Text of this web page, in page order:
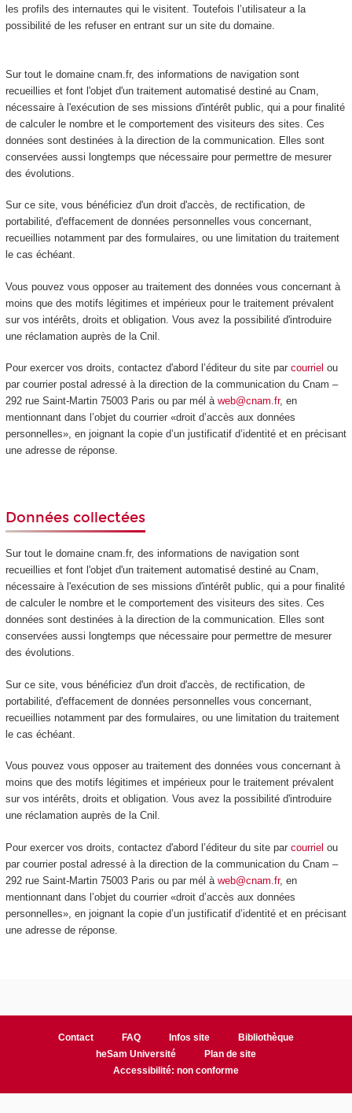
les profils des internautes qui le visitent. Toutefois l’utilisateur a la
possibilité de les refuser en entrant sur un site du domaine.
Sur tout le domaine cnam.fr, des informations de navigation sont
recueillies et font l'objet d'un traitement automatisé destiné au Cnam,
nécessaire à l'exécution de ses missions d'intérêt public, qui a pour finalité
de calculer le nombre et le comportement des visiteurs des sites. Ces
données sont destinées à la direction de la communication. Elles sont
conservées aussi longtemps que nécessaire pour permettre de mesurer
des évolutions.
Sur ce site, vous bénéficiez d'un droit d'accès, de rectification, de
portabilité, d'effacement de données personnelles vous concernant,
recueillies notamment par des formulaires, ou une limitation du traitement
le cas échéant.
Vous pouvez vous opposer au traitement des données vous concernant à
moins que des motifs légitimes et impérieux pour le traitement prévalent
sur vos intérêts, droits et obligation. Vous avez la possibilité d'introduire
une réclamation auprès de la Cnil.
Pour exercer vos droits, contactez d'abord l’éditeur du site par courriel ou
par courrier postal adressé à la direction de la communication du Cnam –
292 rue Saint-Martin 75003 Paris ou par mél à web@cnam.fr, en
mentionnant dans l’objet du courrier «droit d’accès aux données
personnelles», en joignant la copie d’un justificatif d’identité et en précisant
une adresse de réponse.
Données collectées
Sur tout le domaine cnam.fr, des informations de navigation sont
recueillies et font l'objet d'un traitement automatisé destiné au Cnam,
nécessaire à l'exécution de ses missions d'intérêt public, qui a pour finalité
de calculer le nombre et le comportement des visiteurs des sites. Ces
données sont destinées à la direction de la communication. Elles sont
conservées aussi longtemps que nécessaire pour permettre de mesurer
des évolutions.
Sur ce site, vous bénéficiez d'un droit d'accès, de rectification, de
portabilité, d'effacement de données personnelles vous concernant,
recueillies notamment par des formulaires, ou une limitation du traitement
le cas échéant.
Vous pouvez vous opposer au traitement des données vous concernant à
moins que des motifs légitimes et impérieux pour le traitement prévalent
sur vos intérêts, droits et obligation. Vous avez la possibilité d'introduire
une réclamation auprès de la Cnil.
Pour exercer vos droits, contactez d'abord l’éditeur du site par courriel ou
par courrier postal adressé à la direction de la communication du Cnam –
292 rue Saint-Martin 75003 Paris ou par mél à web@cnam.fr, en
mentionnant dans l’objet du courrier «droit d’accès aux données
personnelles», en joignant la copie d’un justificatif d’identité et en précisant
une adresse de réponse.
Contact FAQ Infos site
Bibliothèque
heSam Université
Plan de site
Accessibilité: non conforme